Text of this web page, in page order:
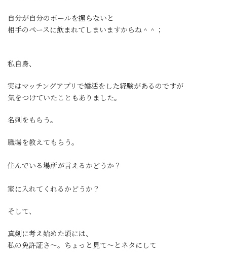
自分が自分のボールを握らないと
相手のペースに飲まれてしまいますからね＾＾；
私自身、
実はマッチングアプリで婚活をした経験があるのですが
気をつけていたこともありました。
名刺をもらう。
職場を教えてもらう。
住んでいる場所が言えるかどうか？
家に入れてくれるかどうか？
そして、
真剣に考え始めた頃には、
私の免許証さ〜。ちょっと見て〜とネタにして